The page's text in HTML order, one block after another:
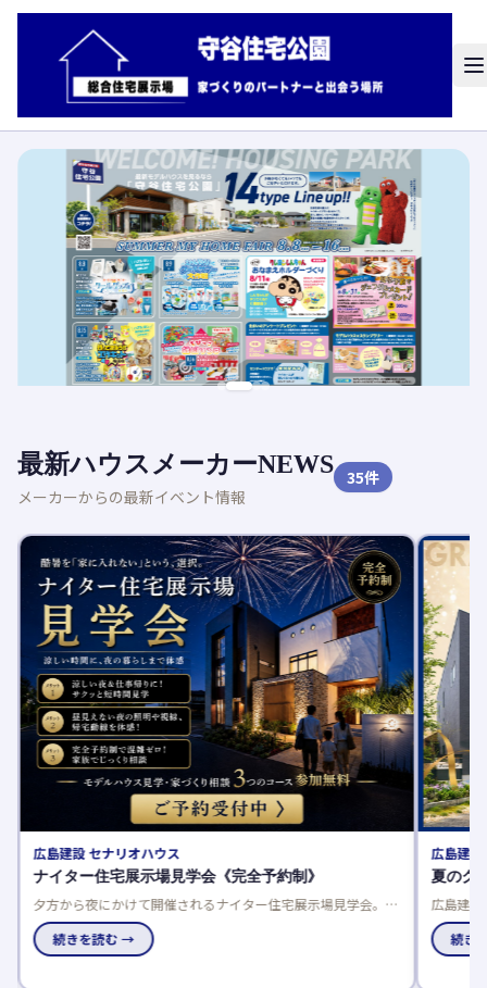
最新ハウスメーカーNEWS
メーカーからの最新イベント情報
35件
広島建設 セナリオハウス
ナイター住宅展示場見学会《完全予約制》
夕方から夜にかけて開催されるナイター住宅展示場見学会。完
全予約制なので、お子様連れでも安心して参加できます。共働
きのご夫婦や日中暑くて外出できない方におすすめです。
続きを読む →
広島建
夏のグ
広島建
催中！
に理想
続き